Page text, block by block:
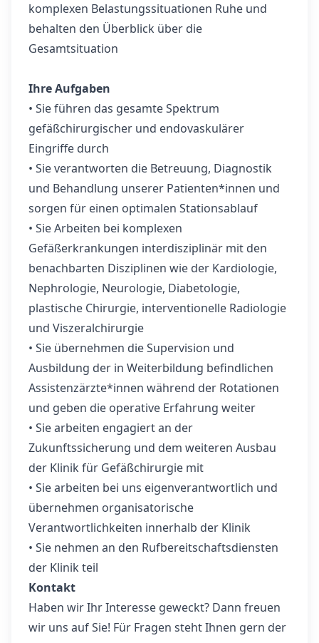
komplexen Belastungssituationen Ruhe und
behalten den Überblick über die
Gesamtsituation
Ihre Aufgaben
• Sie führen das gesamte Spektrum
gefäßchirurgischer und endovaskulärer
Eingriffe durch
• Sie verantworten die Betreuung, Diagnostik
und Behandlung unserer Patienten*innen und
sorgen für einen optimalen Stationsablauf
• Sie Arbeiten bei komplexen
Gefäßerkrankungen interdisziplinär mit den
benachbarten Disziplinen wie der Kardiologie,
Nephrologie, Neurologie, Diabetologie,
plastische Chirurgie, interventionelle Radiologie
und Viszeralchirurgie
• Sie übernehmen die Supervision und
Ausbildung der in Weiterbildung befindlichen
Assistenzärzte*innen während der Rotationen
und geben die operative Erfahrung weiter
• Sie arbeiten engagiert an der
Zukunftssicherung und dem weiteren Ausbau
der Klinik für Gefäßchirurgie mit
• Sie arbeiten bei uns eigenverantwortlich und
übernehmen organisatorische
Verantwortlichkeiten innerhalb der Klinik
• Sie nehmen an den Rufbereitschaftsdiensten
der Klinik teil
Kontakt
Haben wir Ihr Interesse geweckt? Dann freuen
wir uns auf Sie! Für Fragen steht Ihnen gern der